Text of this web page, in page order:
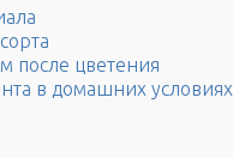
после цветения
в домашних условиях